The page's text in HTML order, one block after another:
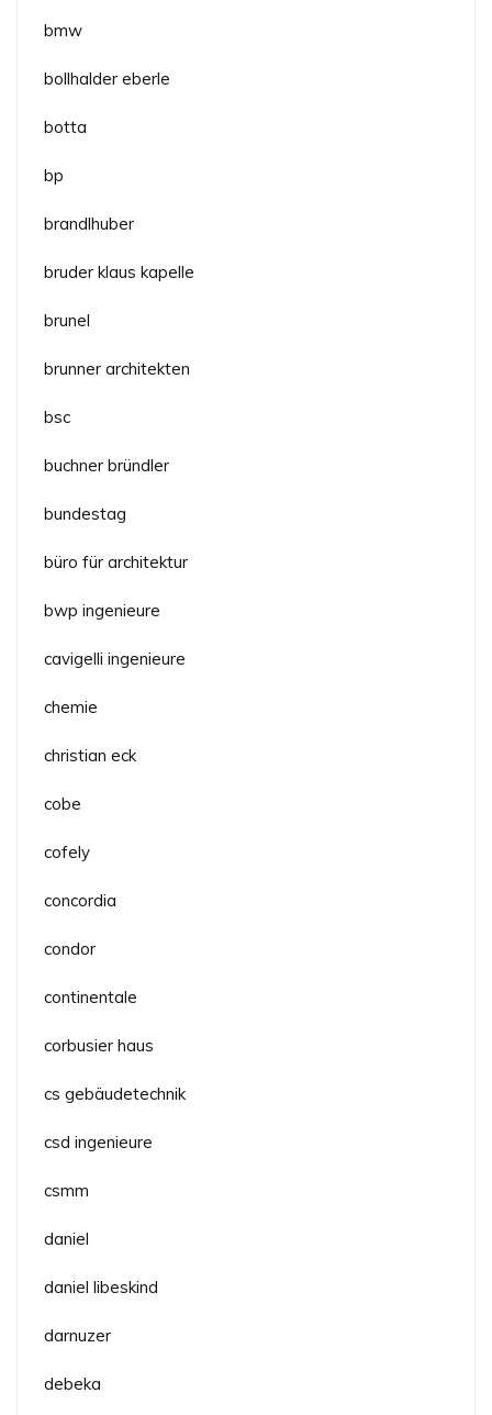
bmw
bollhalder eberle
botta
bp
brandlhuber
bruder klaus kapelle
brunel
brunner architekten
bsc
buchner bründler
bundestag
büro für architektur
bwp ingenieure
cavigelli ingenieure
chemie
christian eck
cobe
cofely
concordia
condor
continentale
corbusier haus
cs gebäudetechnik
csd ingenieure
csmm
daniel
daniel libeskind
darnuzer
debeka